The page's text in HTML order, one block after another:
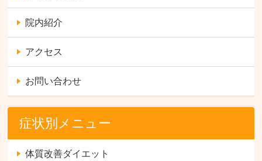
院内紹介
アクセス
お問い合わせ
症状別メニュー
体質改善ダイエット